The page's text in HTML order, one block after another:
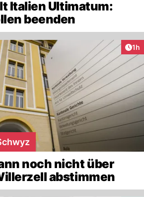
Italien Ultimatum:
beenden
1h
noch nicht über
abstimmen